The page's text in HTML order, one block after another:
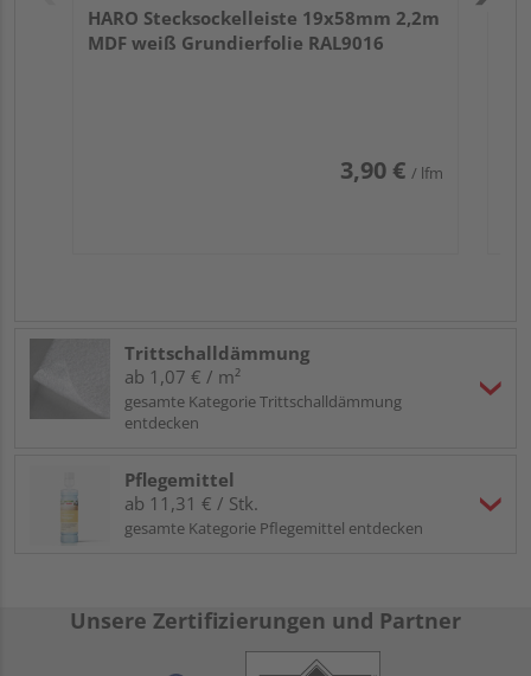
HARO Stecksockelleiste 19x58mm 2,2m
MDF weiß Grundierfolie RAL9016
3,90 € / lfm
Trittschalldämmung
ab 1,07 € / m²
gesamte Kategorie Trittschalldämmung
entdecken
Pflegemittel
ab 11,31 € / Stk.
gesamte Kategorie Pflegemittel entdecken
Unsere Zertifizierungen und Partner